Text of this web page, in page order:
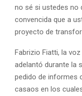
no sé si ustedes no
convencida que a
proyecto de
Fabrizio Fiatti, la
adelantó durante la
pedido de informes
casaos en los